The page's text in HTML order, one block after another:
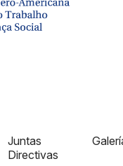
Juntas
Directivas